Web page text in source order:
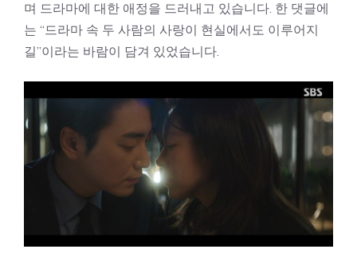
며 드라마에 대한 애정을 드러내고 있습니다. 한 댓글에
는 “드라마 속 두 사람의 사랑이 현실에서도 이루어지
길”이라는 바람이 담겨 있었습니다.